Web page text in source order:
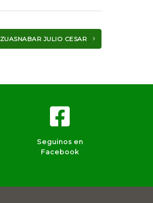
ZUASNABAR JULIO CESAR
Seguinos en
Facebook